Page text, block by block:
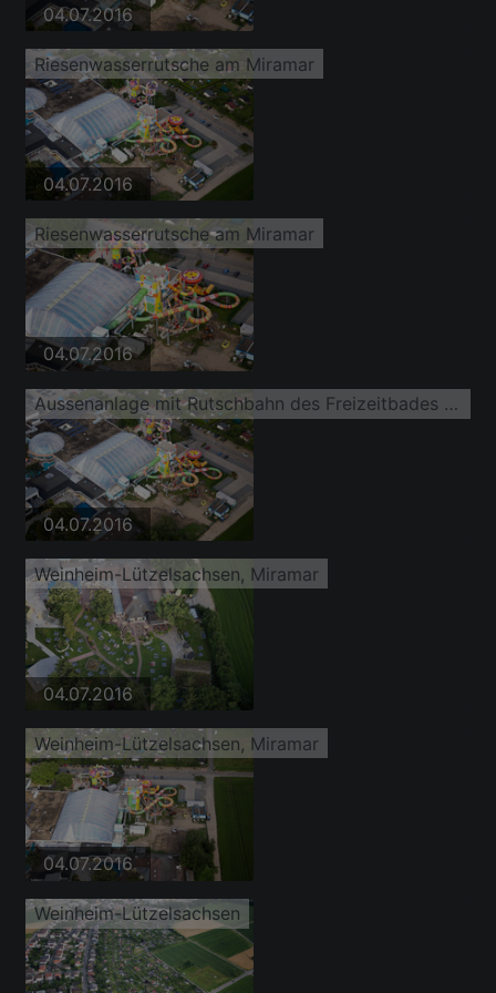
04.07.2016
Riesenwasserrutsche am Miramar
04.07.2016
Riesenwasserrutsche am Miramar
04.07.2016
Aussenanlage mit Rutschbahn des Freizeitbades MIRAMAR Erlebnisbad
04.07.2016
Weinheim-Lützelsachsen, Miramar
04.07.2016
Weinheim-Lützelsachsen, Miramar
04.07.2016
Weinheim-Lützelsachsen